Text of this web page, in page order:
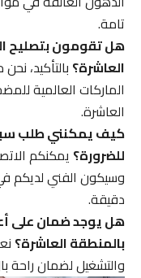
تامة.
هل تقومون بتصليح
العاشرة؟بالتأكيد، نحن
الماركات العالمية
العاشرة.
كيف يمكنني طلب
للضرورة؟يمكنكم الاتصال
دقيقة.
هل يوجد ضمان على
بالمنطقة العاشرة؟نعم،
والتشغيل لضمان راحة